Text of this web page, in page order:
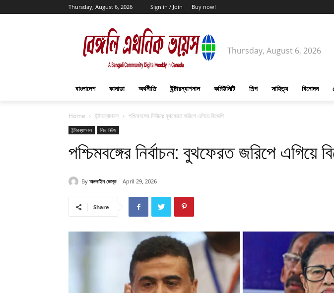
Thursday, August 6, 2026 Sign in / Join Buy now!
Thursday, August 6, 2026
বাংলাদেশ কানাডা অর্থনীতি ইন্টারন্যাশনাল কমিউনিটি শিল্প সাহিত্য বিনোদন
Home ইন্টারন্যাশনাল পশ্চিমবঙ্গের নির্বাচন: বুথফেরত জরিপে এগিয়ে বিজেপি
ইন্টারন্যাশনাল লিড নিউজ
পশ্চিমবঙ্গের নির্বাচন: বুথফেরত জরিপে এগিয়ে
By অনলাইন ডেস্ক April 29, 2026
Share